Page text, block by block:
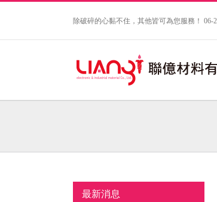
除破碎的心黏不住，其他皆可為您服務！ 06-
最新消息